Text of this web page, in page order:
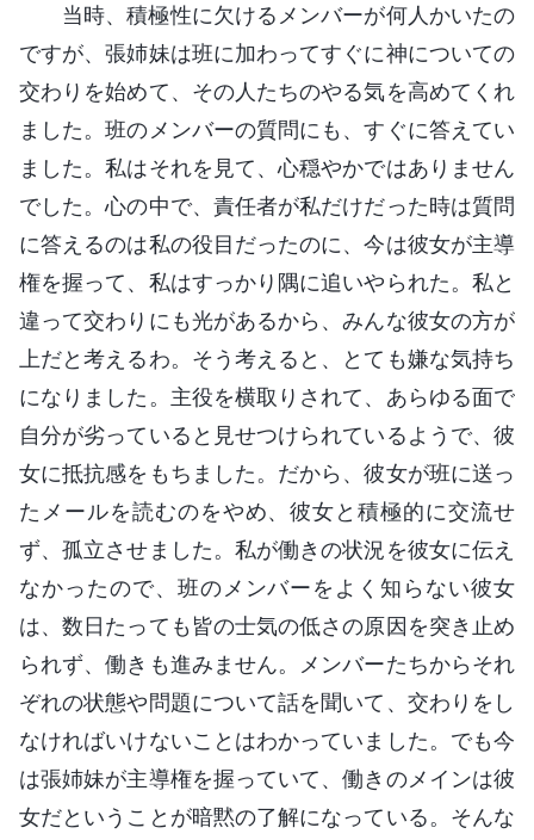
当時、積極性に欠けるメンバーが何人かいたの
ですが、張姉妹は班に加わってすぐに神についての
交わりを始めて、その人たちのやる気を高めてくれ
ました。班のメンバーの質問にも、すぐに答えてい
ました。私はそれを見て、心穏やかではありません
でした。心の中で、責任者が私だけだった時は質問
に答えるのは私の役目だったのに、今は彼女が主導
権を握って、私はすっかり隅に追いやられた。私と
違って交わりにも光があるから、みんな彼女の方が
上だと考えるわ。そう考えると、とても嫌な気持ち
になりました。主役を横取りされて、あらゆる面で
自分が劣っていると見せつけられているようで、彼
女に抵抗感をもちました。だから、彼女が班に送っ
たメールを読むのをやめ、彼女と積極的に交流せ
ず、孤立させました。私が働きの状況を彼女に伝え
なかったので、班のメンバーをよく知らない彼女
は、数日たっても皆の士気の低さの原因を突き止め
られず、働きも進みません。メンバーたちからそれ
ぞれの状態や問題について話を聞いて、交わりをし
なければいけないことはわかっていました。でも今
は張姉妹が主導権を握っていて、働きのメインは彼
女だということが暗黙の了解になっている。そんな